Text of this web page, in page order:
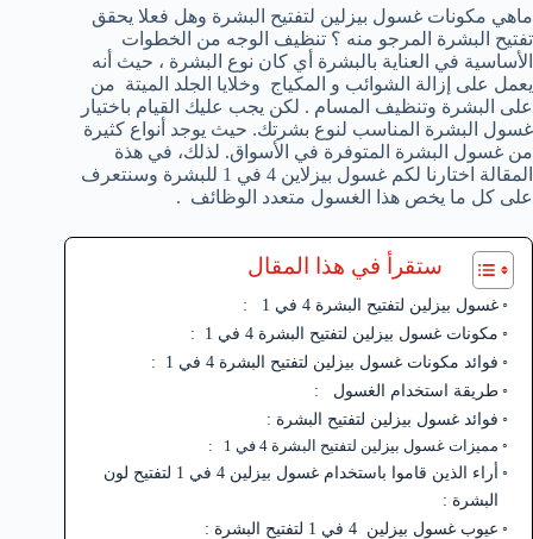
ماهي مكونات غسول بيزلين لتفتيح البشرة وهل فعلا يحقق
تفتيح البشرة المرجو منه ؟ تنظيف الوجه من الخطوات
الأساسية في العناية بالبشرة أي كان نوع البشرة ، حيث أنه
يعمل على إزالة الشوائب و المكياج وخلايا الجلد الميتة من
على البشرة وتنظيف المسام . لكن يجب عليك القيام باختيار
غسول البشرة المناسب لنوع بشرتك. حيث يوجد أنواع كثيرة
من غسول البشرة المتوفرة في الأسواق. لذلك، في هذة
المقالة اختارنا لكم غسول بيزلاين 4 في 1 للبشرة وسنتعرف
على كل ما يخص هذا الغسول متعدد الوظائف .
ستقرأ في هذا المقال
غسول بيزلين لتفتيح البشرة 4 في 1 :
مكونات غسول بيزلين لتفتيح البشرة 4 في 1 :
فوائد مكونات غسول بيزلين لتفتيح البشرة 4 في 1 :
طريقة استخدام الغسول :
فوائد غسول بيزلين لتفتيح البشرة :
مميزات غسول بيزلين لتفتيح البشرة 4 في 1 :
أراء الذين قاموا باستخدام غسول بيزلين 4 في 1 لتفتيح لون
البشرة :
عيوب غسول بيزلين 4 في 1 لتفتيح البشرة :